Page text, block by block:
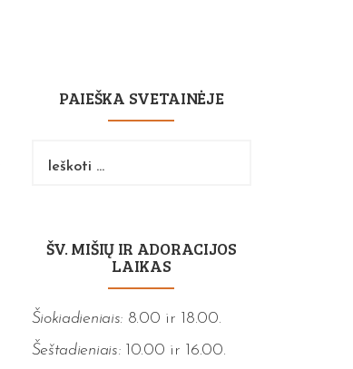
PAIEŠKA SVETAINĖJE
ŠV. MIŠIŲ IR ADORACIJOS
LAIKAS
Šiokiadieniais: 8.00 ir 18.00.
Šeštadieniais:10.00 ir 16.00.